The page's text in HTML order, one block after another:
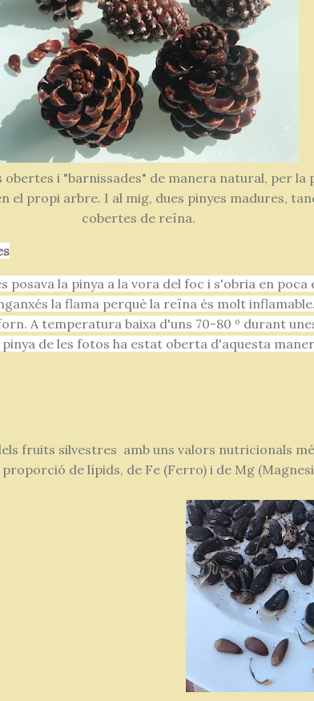
i "barnissades" de manera natural, per
el propi arbre. I al mig, dues pinyes madures,
cobertes de reïna.
posava la pinya a la vora del foc i s'obria en
la flama perquè la reïna és molt inflamable.
A temperatura baixa d'uns 70-80 º durant
de les fotos ha estat oberta d'aquesta
fruits silvestres amb uns valors nutricionals
de lípids, de Fe (Ferro) i de Mg